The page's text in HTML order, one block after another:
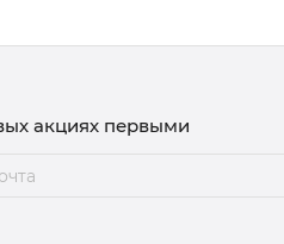
акциях первыми